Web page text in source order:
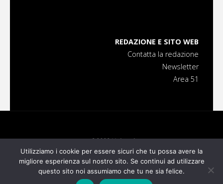
REDAZIONE E SITO WEB
Contatta la redazione
Newsletter
Area 51
©2023 Universi
Powered byFluida&WordPress.
Utilizziamo i cookie per essere sicuri che tu possa avere la
migliore esperienza sul nostro sito. Se continui ad utilizzare
questo sito noi assumiamo che tu ne sia felice.